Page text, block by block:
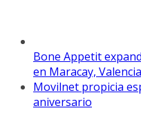
Bone Appetit
en Maracay,
Movilnet propicia
aniversario